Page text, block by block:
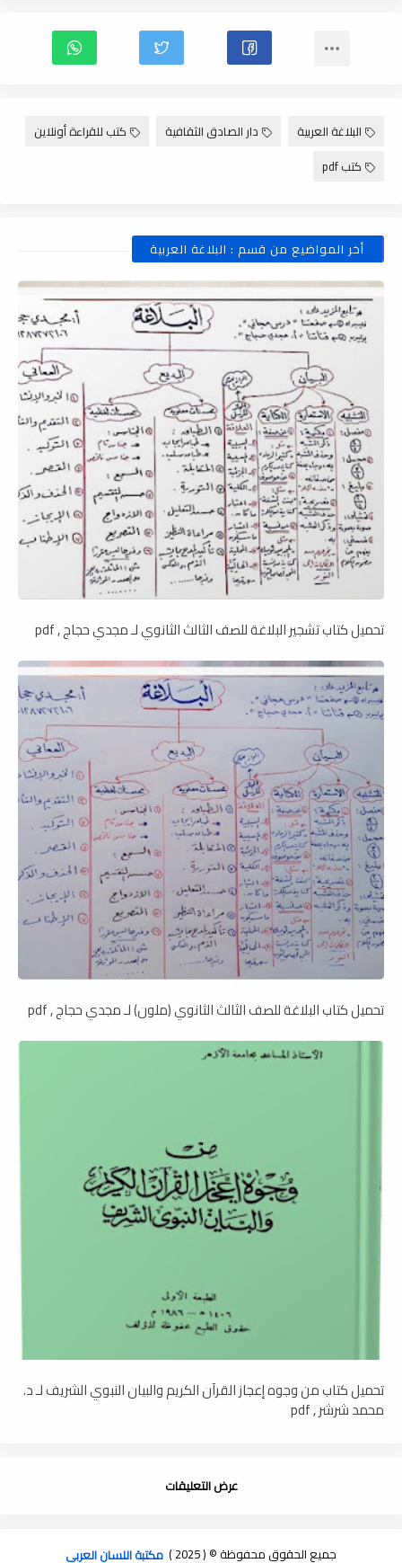
البلاغة العربية دار الصادق الثقافية
كتب للقراءة أونلاين
كتب pdf
أخر المواضيع من قسم : البلاغة العربية
تحميل كتاب تشجير البلاغة للصف الثالث الثانوي لـ مجدي حجاج , pdf
تحميل كتاب البلاغة للصف الثالث الثانوي (ملون) لـ مجدي حجاج , pdf
تحميل كتاب من وجوه إعجاز القرآن الكريم والبيان النبوي الشريف لـ د.
محمد شرشر , pdf
عرض التعليقات
جميع الحقوق محفوظة © ( 2025 ) مكتبة اللسان العربى